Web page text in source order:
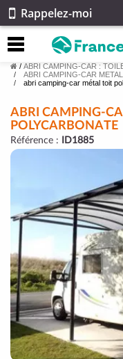
Rappelez-moi
/ ABRI CAMPING-CAR :
ABRI CAMPING-CAR
abri camping-car métal toit
ABRI CAMPING-
POLYCARBONATE
Référence : ID1885